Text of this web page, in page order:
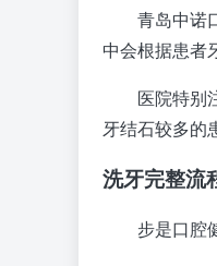
青岛中诺
中会根据患者
医院特别
牙结石较多的
洗牙完整流
步是口腔